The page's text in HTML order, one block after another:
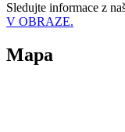
Sledujte informace z
V OBRAZE.
Mapa